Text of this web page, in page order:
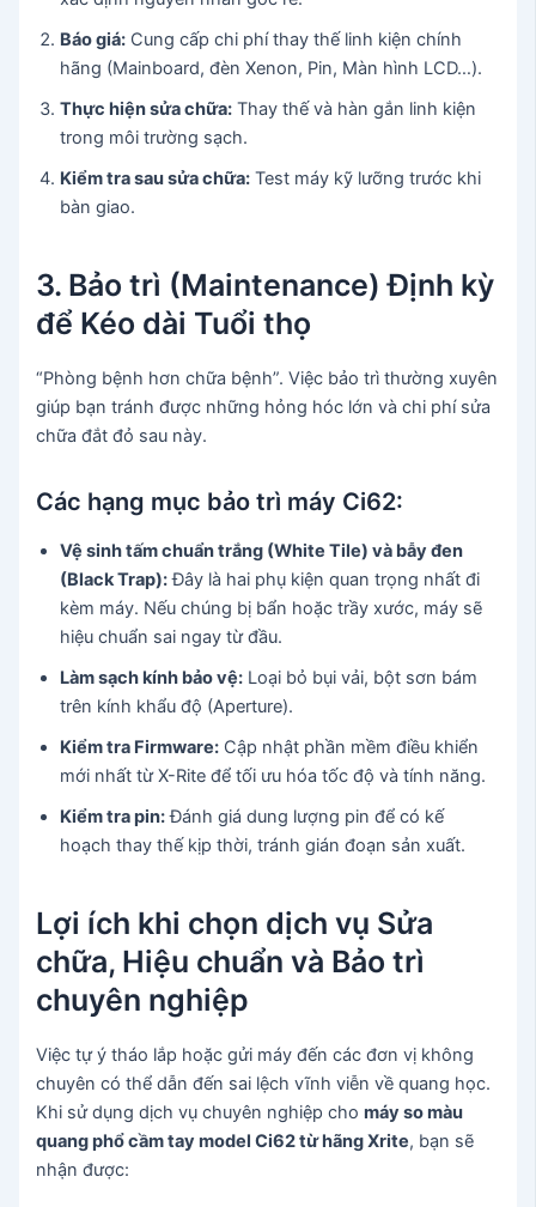
Báo giá: Cung cấp chi phí thay thế linh kiện chính
hãng (Mainboard, đèn Xenon, Pin, Màn hình LCD…).
Thực hiện sửa chữa: Thay thế và hàn gắn linh kiện
trong môi trường sạch.
Kiểm tra sau sửa chữa: Test máy kỹ lưỡng trước khi
bàn giao.
3. Bảo trì (Maintenance) Định kỳ
để Kéo dài Tuổi thọ
“Phòng bệnh hơn chữa bệnh”. Việc bảo trì thường xuyên
giúp bạn tránh được những hỏng hóc lớn và chi phí sửa
chữa đắt đỏ sau này.
Các hạng mục bảo trì máy Ci62:
Vệ sinh tấm chuẩn trắng (White Tile) và bẫy đen
(Black Trap):Đây là hai phụ kiện quan trọng nhất đi
kèm máy. Nếu chúng bị bẩn hoặc trầy xước, máy sẽ
hiệu chuẩn sai ngay từ đầu.
Làm sạch kính bảo vệ: Loại bỏ bụi vải, bột sơn bám
trên kính khẩu độ (Aperture).
Kiểm tra Firmware: Cập nhật phần mềm điều khiển
mới nhất từ X-Rite để tối ưu hóa tốc độ và tính năng.
Kiểm tra pin:Đánh giá dung lượng pin để có kế
hoạch thay thế kịp thời, tránh gián đoạn sản xuất.
Lợi ích khi chọn dịch vụ Sửa
chữa, Hiệu chuẩn và Bảo trì
chuyên nghiệp
Việc tự ý tháo lắp hoặc gửi máy đến các đơn vị không
chuyên có thể dẫn đến sai lệch vĩnh viễn về quang học.
Khi sử dụng dịch vụ chuyên nghiệp chomáy so màu
quang phổ cầm tay model Ci62 từ hãng Xrite, bạn sẽ
nhận được: